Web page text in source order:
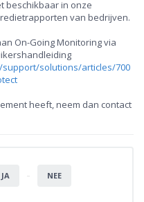
beschikbaar in onze
van bedrijven.
On-Going Monitoring via
solutions/articles/700
heeft, neem dan contact
JA NEE